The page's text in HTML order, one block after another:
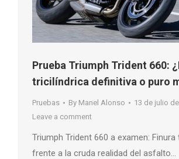
Prueba Triumph Trident 660:
tricilíndrica definitiva o puro
Pruebas By Manel Alonso
13 de julio
Leave a comment
Triumph Trident 660 a examen:
frente a la cruda realidad del asfalto…